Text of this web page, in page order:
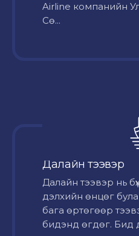
Airline компанийн
Сө...
Далайн тээвэр
Далайн тээвэр нь
дэлхийн өнцөг
бага өртөгөөр
бидэнд өгдөг. Бид